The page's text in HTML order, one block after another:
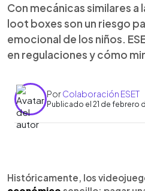
Con mecánicas similares a
loot boxes son un riesgo
emocional de los niños.
en regulaciones y cómo
PorColaboración ESET
Publicado el 21 de febrero
► Escuchar artículo
Históricamente, los